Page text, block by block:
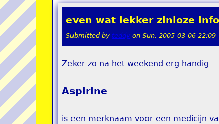
even wat lekker zinloze info
Submitted by teddy on Sun, 2005-03-06 22:09
Zeker zo na het weekend erg handig
Aspirine
is een merknaam voor een medicijn